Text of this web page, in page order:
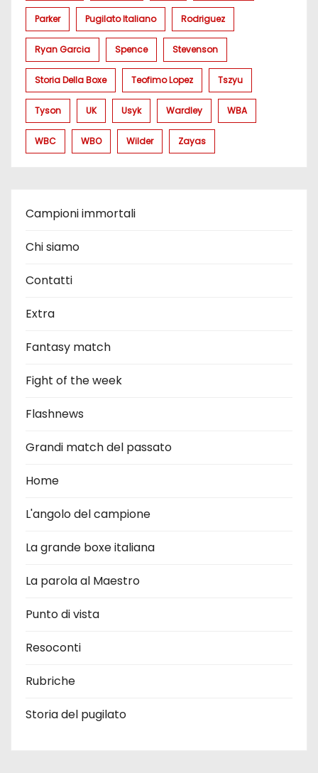
Parker Pugilato Italiano Rodriguez
Ryan Garcia Spence Stevenson
Storia Della Boxe Teofimo Lopez Tszyu
Tyson UK Usyk Wardley WBA
WBC WBO Wilder Zayas
Campioni immortali
Chi siamo
Contatti
Extra
Fantasy match
Fight of the week
Flashnews
Grandi match del passato
Home
L'angolo del campione
La grande boxe italiana
La parola al Maestro
Punto di vista
Resoconti
Rubriche
Storia del pugilato